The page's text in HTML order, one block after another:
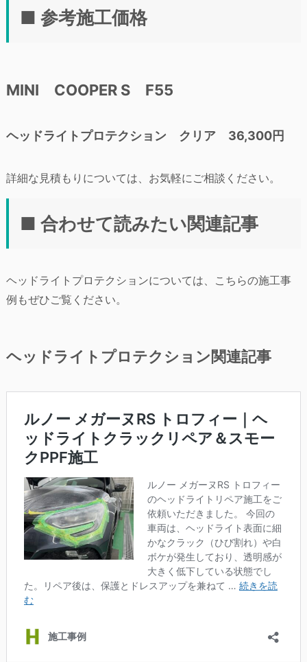
■ 参考施工価格
MINI COOPER S F55
ヘッドライトプロテクション クリア 36,300円
詳細な見積もりについては、お気軽にご相談ください。
■ 合わせて読みたい関連記事
ヘッドライトプロテクションについては、こちらの施工事
例もぜひご覧ください。
ヘッドライトプロテクション関連記事